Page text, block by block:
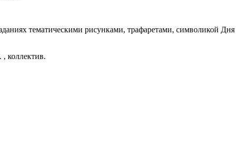
тематическими рисунками, трафаретами, символикой Дня
коллектив.